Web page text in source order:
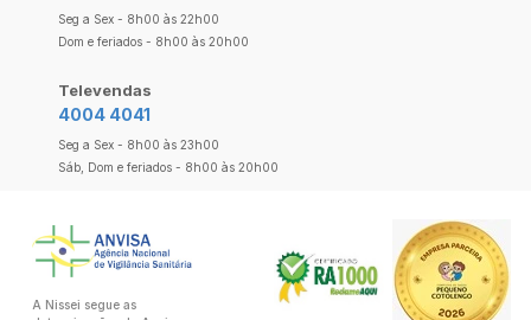
Seg a Sex - 8h00 às 22h00
Dom e feriados - 8h00 às 20h00
Televendas
4004 4041
Seg a Sex - 8h00 às 23h00
Sáb, Dom e feriados - 8h00 às 20h00
A Nissei segue as